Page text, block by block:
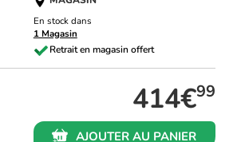
En stock dans
1 Magasin
414€99
AJOUTER AU PANIER